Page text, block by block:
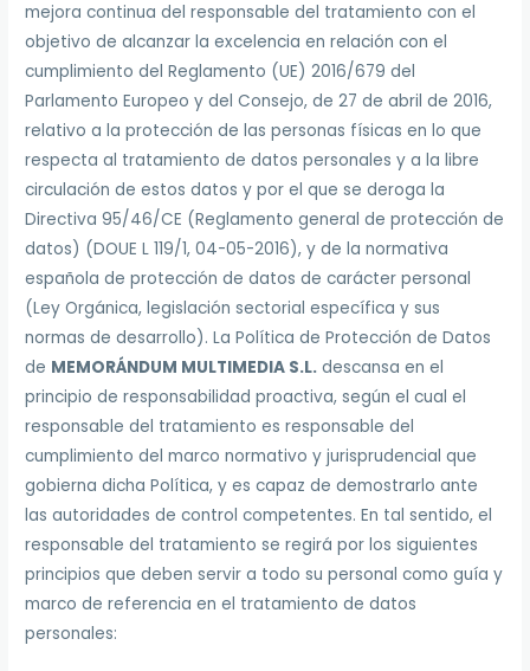
mejora continua del responsable del tratamiento con el
objetivo de alcanzar la excelencia en relación con el
cumplimiento del Reglamento (UE) 2016/679 del
Parlamento Europeo y del Consejo, de 27 de abril de 2016,
relativo a la protección de las personas físicas en lo que
respecta al tratamiento de datos personales y a la libre
circulación de estos datos y por el que se deroga la
Directiva 95/46/CE (Reglamento general de protección de
datos) (DOUE L 119/1, 04-05-2016), y de la normativa
española de protección de datos de carácter personal
(Ley Orgánica, legislación sectorial específica y sus
normas de desarrollo). La Política de Protección de Datos
de MEMORÁNDUM MULTIMEDIA S.L. descansa en el
principio de responsabilidad proactiva, según el cual el
responsable del tratamiento es responsable del
cumplimiento del marco normativo y jurisprudencial que
gobierna dicha Política, y es capaz de demostrarlo ante
las autoridades de control competentes. En tal sentido, el
responsable del tratamiento se regirá por los siguientes
principios que deben servir a todo su personal como guía y
marco de referencia en el tratamiento de datos
personales: